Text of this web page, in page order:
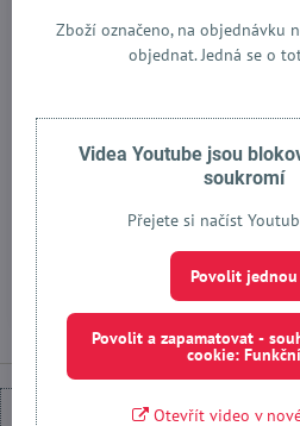
Výcvikové vodítko Round &
Skladem
od 1488 Kč
Zboží označeno, na objednávku
objednat. Jedná se o
Videa Youtube jsou
soukromí
Přejete si načíst
Povolit jednou
Povolit a zapamatovat -
cookie: Funkční
Otevřít video v